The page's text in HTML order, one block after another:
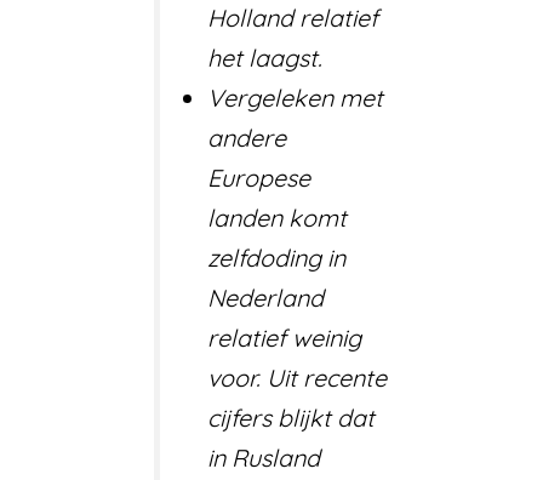
Holland relatief
het laagst.
Vergeleken met
andere
Europese
landen komt
zelfdoding in
Nederland
relatief weinig
voor. Uit recente
cijfers blijkt dat
in Rusland